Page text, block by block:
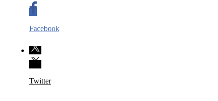
Facebook
Twitter